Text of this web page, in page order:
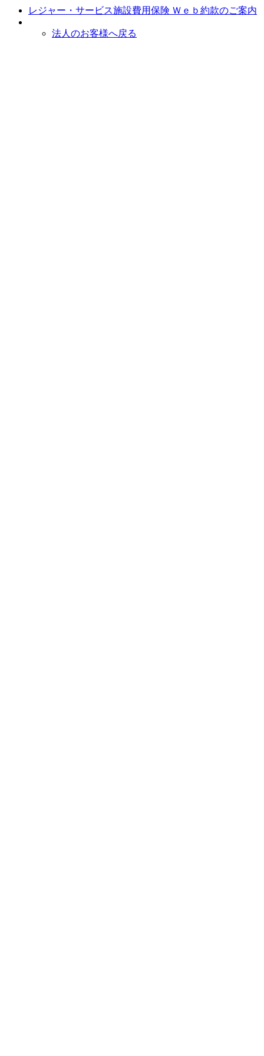
レジャー・サービス施設費用保険 Ｗｅｂ約款のご案内
法人のお客様へ戻る